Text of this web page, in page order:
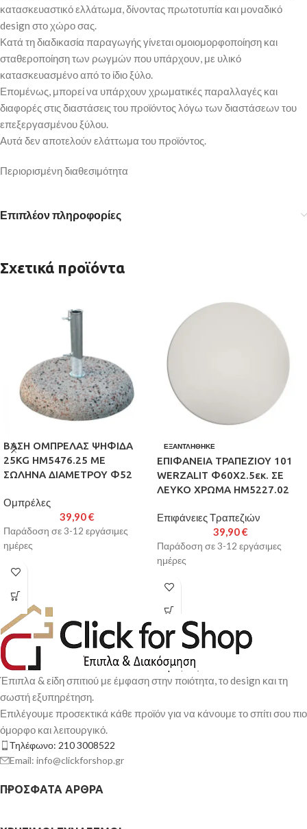
κατασκευαστικό ελλάτωμα, δίνοντας πρωτοτυπία και μοναδικό
design στο χώρο σας.
Κατά τη διαδικασία παραγωγής γίνεται ομοιομορφοποίηση και
σταθεροποίηση των ρωγμών που υπάρχουν, με υλικό
κατασκευασμένο από το ίδιο ξύλο.
Επομένως, μπορεί να υπάρχουν χρωματικές παραλλαγές και
διαφορές στις διαστάσεις του προϊόντος λόγω των διαστάσεων του
επεξεργασμένου ξύλου.
Αυτά δεν αποτελούν ελάττωμα του προϊόντος.
Περιορισμένη διαθεσιμότητα
Επιπλέον πληροφορίες
Σχετικά προϊόντα
ΒΑΣΗ ΟΜΠΡΕΛΑΣ ΨΗΦΙΔΑ
25KG HM5476.25 ΜΕ
ΣΩΛΗΝΑ ΔΙΑΜΕΤΡΟΥ Φ52
Ομπρέλες
39,90€
Παράδοση σε 3-12 εργάσιμες
ημέρες
ΕΞΑΝΤΛΉΘΗΚΕ
ΕΠΙΦΑΝΕΙΑ ΤΡΑΠΕΖΙΟΥ 101
WERZALIT Φ60Χ2.5εκ. ΣΕ
ΛΕΥΚΟ ΧΡΩΜΑ HM5227.02
Επιφάνειες Τραπεζιών
39,90€
Παράδοση σε 3-12 εργάσιμες
ημέρες
Έπιπλα & είδη σπιτιού με έμφαση στην ποιότητα, το design και τη
σωστή εξυπηρέτηση.
Επιλέγουμε προσεκτικά κάθε προϊόν για να κάνουμε το σπίτι σου πιο
όμορφο και λειτουργικό.
Τηλέφωνο: 210 3008522
Email: info@clickforshop.gr
ΠΡΌΣΦΑΤΑ ΆΡΘΡΑ